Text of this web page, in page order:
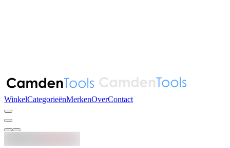
WinkelCategorieënMerkenOverContact